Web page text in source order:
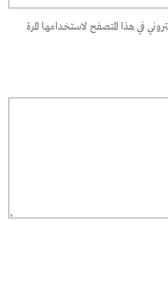
في هذا المتصفح لاستخدامها المرة